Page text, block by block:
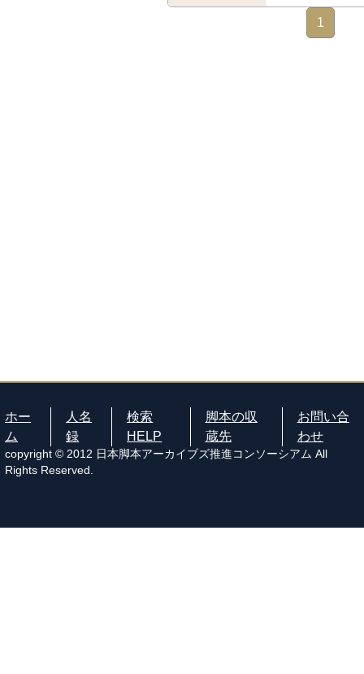
1
ホー
ム
人名
録
検索
HELP
脚本の収
蔵先
お問い合
わせ
copyright © 2012 日本脚本アーカイブズ推進コンソーシアム All
Rights Reserved.